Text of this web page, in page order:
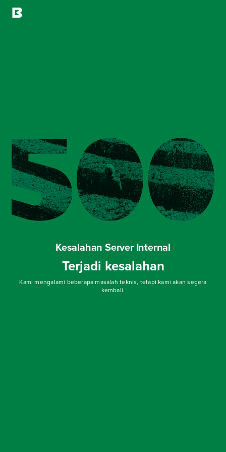
Kesalahan Server Internal
Terjadi kesalahan
Kami mengalami beberapa masalah teknis, tetapi kami akan segera
kembali.